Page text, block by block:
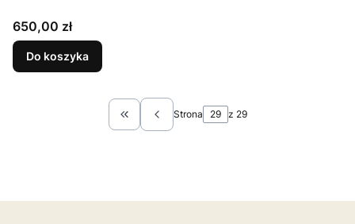
Cena
650,00 zł
Do koszyka
Wróć do pierwszej strony z produktami
Strona z 29